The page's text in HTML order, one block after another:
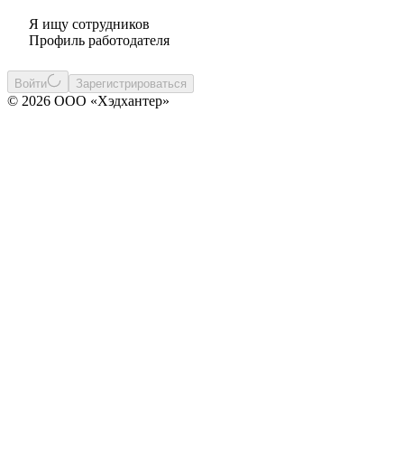
Я ищу сотрудников
Профиль работодателя
Войти Зарегистрироваться
© 2026 ООО «Хэдхантер»